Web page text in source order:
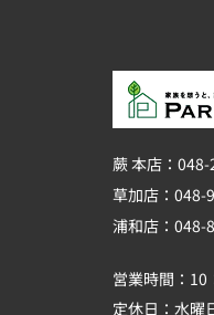
蕨 本店：
草加店：048-
浦和店：048-
営業時間：10
定休日：水曜